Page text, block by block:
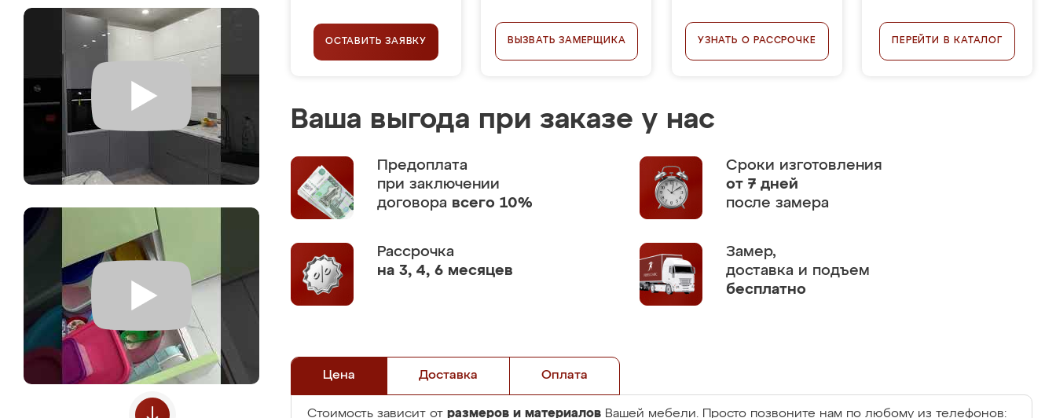
ОСТАВИТЬ ЗАЯВКУ ВЫЗВАТЬ ЗАМЕРЩИКА УЗНАТЬ О РАССРОЧКЕ ПЕРЕЙТИ В КАТАЛОГ
Ваша выгода при заказе у нас
Предоплата
при заключении
договора всего 10%
Сроки изготовления
от 7 дней
после замера
Рассрочка
на 3, 4, 6 месяцев
Замер,
доставка и подъем
бесплатно
Цена Доставка Оплата
Стоимость зависит от размеров и материалов Вашей мебели. Просто позвоните нам по любому из телефонов: